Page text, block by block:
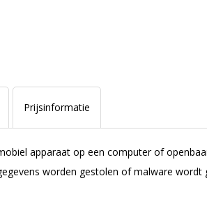
Prijsinformatie
apparaat op een computer of
worden gestolen of malware wordt